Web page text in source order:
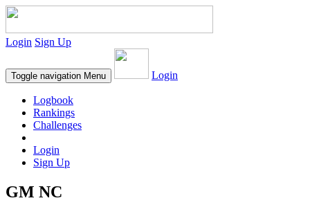
Login Sign Up
Toggle navigation Menu Login
Logbook
Rankings
Challenges
Login
Sign Up
GM NC